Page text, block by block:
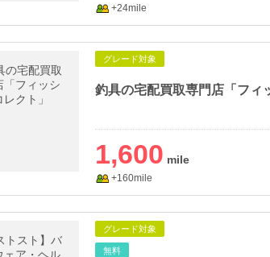
+24mile
グレード対象
釣具の宅配買取専門店「フィ
1,600
+160mile
グレード対象
無料